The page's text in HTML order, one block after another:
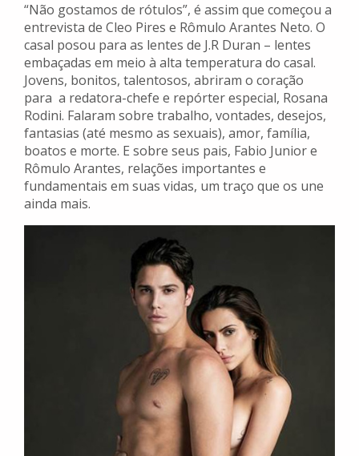
“Não gostamos de rótulos”, é assim que começou a
entrevista de Cleo Pires e Rômulo Arantes Neto. O
casal posou para as lentes de J.R Duran – lentes
embaçadas em meio à alta temperatura do casal.
Jovens, bonitos, talentosos, abriram o coração
para a redatora-chefe e repórter especial, Rosana
Rodini. Falaram sobre trabalho, vontades, desejos,
fantasias (até mesmo as sexuais), amor, família,
boatos e morte. E sobre seus pais, Fabio Junior e
Rômulo Arantes, relações importantes e
fundamentais em suas vidas, um traço que os une
ainda mais.